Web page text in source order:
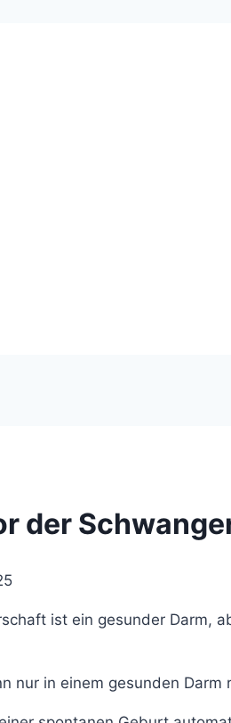
der
ist ein gesunder Darm,
nur in einem gesunden Darm